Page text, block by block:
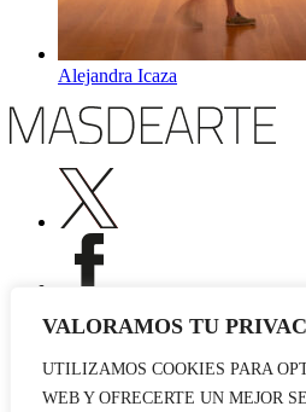
VALORAMOS TU
UTILIZAMOS COOKIES PARA
WEB Y OFRECERTE UN MEJOR
Alejandra Icaza
Publicidad